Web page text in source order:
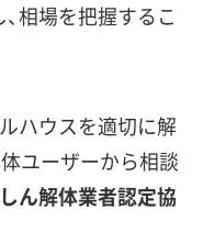
相場を把握するこ
ハウスを適切に解
ユーザーから相談
ん解体業者認定協